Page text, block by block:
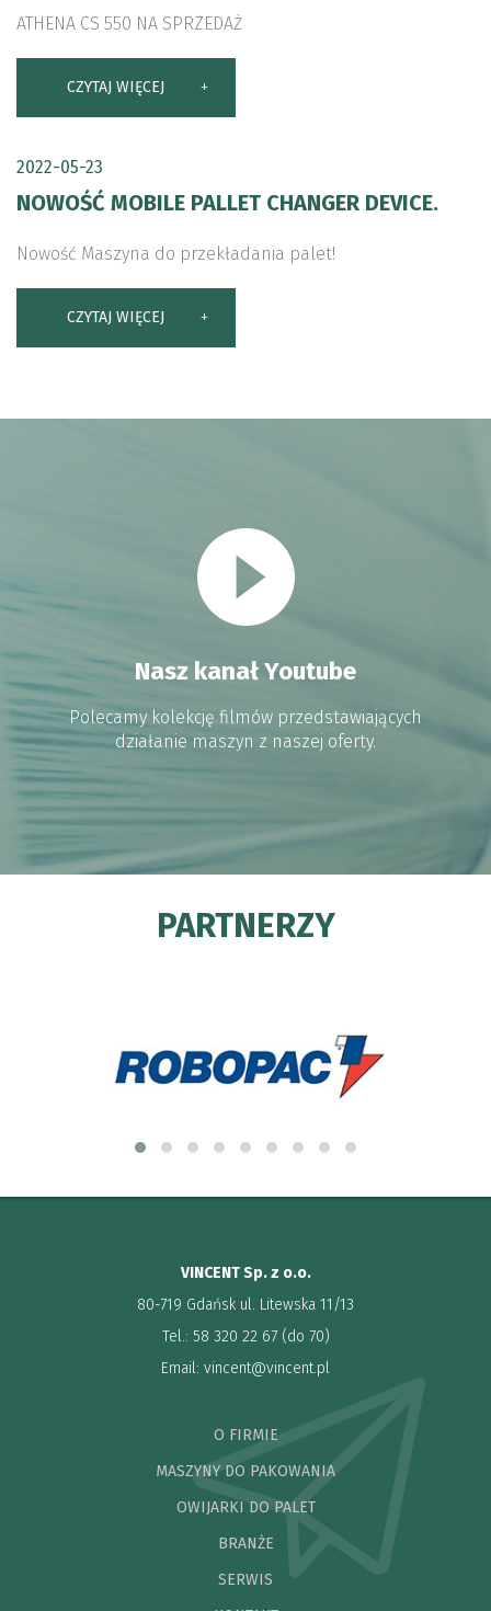
ATHENA CS 550 NA SPRZEDAŻ
CZYTAJ WIĘCEJ
2022-05-23
NOWOŚĆ MOBILE PALLET CHANGER DEVICE.
Nowość Maszyna do przekładania palet!
CZYTAJ WIĘCEJ
Nasz kanał Youtube
Polecamy kolekcję filmów przedstawiających
działanie maszyn z naszej oferty.
PARTNERZY
VINCENT Sp. z o.o.
80-719 Gdańsk ul. Litewska 11/13
Tel.: 58 320 22 67 (do 70)
Email: vincent@vincent.pl
O FIRMIE
MASZYNY DO PAKOWANIA
OWIJARKI DO PALET
BRANŻE
SERWIS